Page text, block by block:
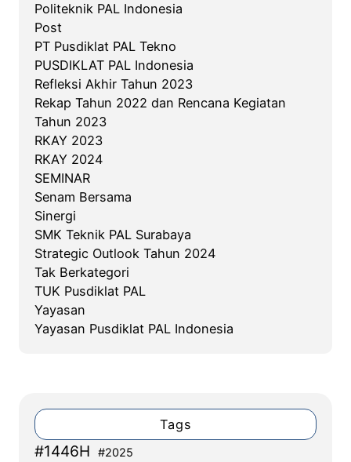
Politeknik PAL Indonesia
Post
PT Pusdiklat PAL Tekno
PUSDIKLAT PAL Indonesia
Refleksi Akhir Tahun 2023
Rekap Tahun 2022 dan Rencana Kegiatan
Tahun 2023
RKAY 2023
RKAY 2024
SEMINAR
Senam Bersama
Sinergi
SMK Teknik PAL Surabaya
Strategic Outlook Tahun 2024
Tak Berkategori
TUK Pusdiklat PAL
Yayasan
Yayasan Pusdiklat PAL Indonesia
Tags
#1446H #2025